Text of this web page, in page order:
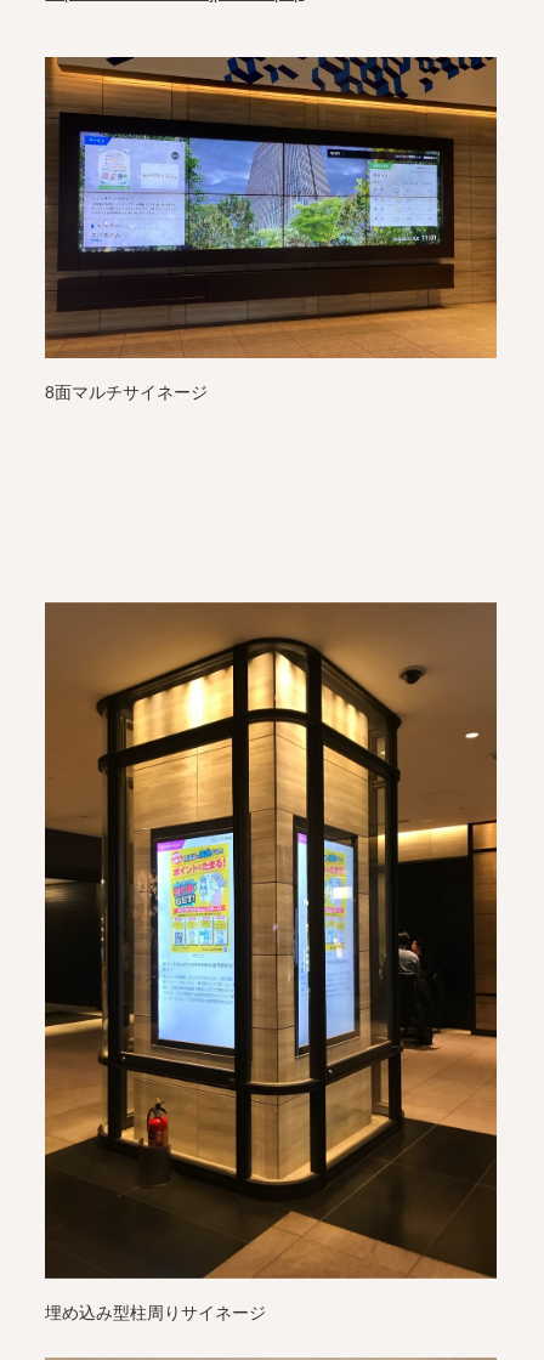
8面マルチサイネージ
埋め込み型柱周りサイネージ